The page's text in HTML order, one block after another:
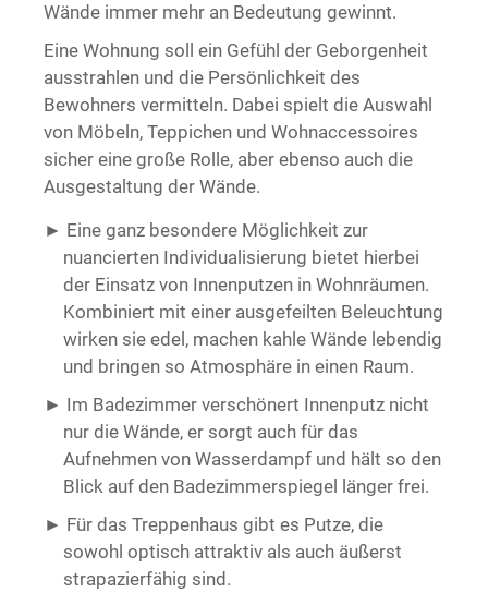
Wände immer mehr an Bedeutung gewinnt.
Eine Wohnung soll ein Gefühl der Geborgenheit
ausstrahlen und die Persönlichkeit des
Bewohners vermitteln. Dabei spielt die Auswahl
von Möbeln, Teppichen und Wohnaccessoires
sicher eine große Rolle, aber ebenso auch die
Ausgestaltung der Wände.
Eine ganz besondere Möglichkeit zur
nuancierten Individualisierung bietet hierbei
der Einsatz von Innenputzen in Wohnräumen.
Kombiniert mit einer ausgefeilten Beleuchtung
wirken sie edel, machen kahle Wände lebendig
und bringen so Atmosphäre in einen Raum.
Im Badezimmer verschönert Innenputz nicht
nur die Wände, er sorgt auch für das
Aufnehmen von Wasserdampf und hält so den
Blick auf den Badezimmerspiegel länger frei.
Für das Treppenhaus gibt es Putze, die
sowohl optisch attraktiv als auch äußerst
strapazierfähig sind.